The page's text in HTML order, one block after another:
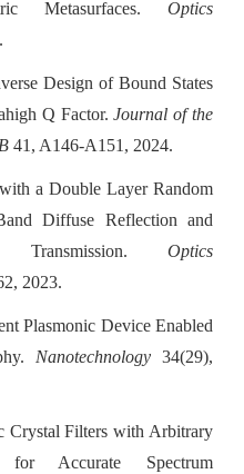
Metasurfaces. Optics
Design of Bound States
Q Factor.Journal of the
41, A146-A151, 2024.
a Double Layer Random
Diffuse Reflection and
Transmission. Optics
2023.
Plasmonic Device Enabled
Nanotechnology34(29),
Crystal Filters with Arbitrary
Accurate Spectrum